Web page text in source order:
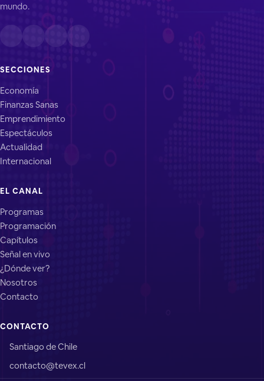
mundo.
SECCIONES
Economía
Finanzas Sanas
Emprendimiento
Espectáculos
Actualidad
Internacional
EL CANAL
Programas
Programación
Capítulos
Señal en vivo
¿Dónde ver?
Nosotros
Contacto
CONTACTO
Santiago de Chile
contacto@tevex.cl